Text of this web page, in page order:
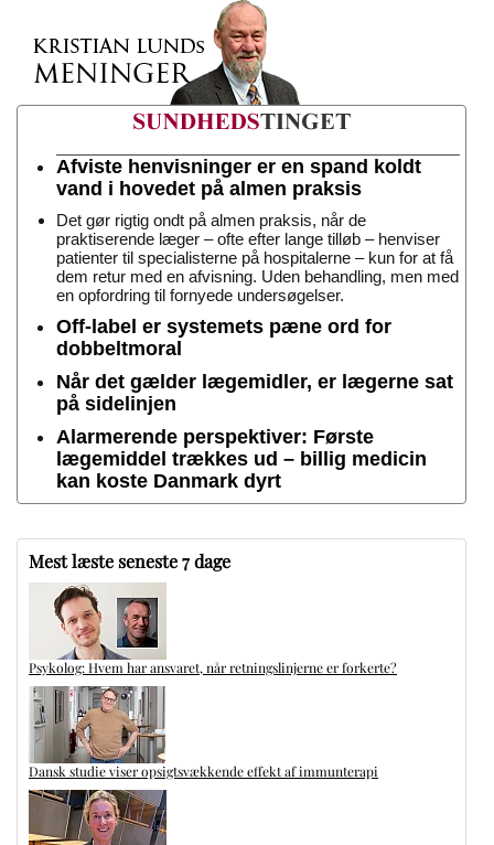
Afviste henvisninger er en spand koldt
vand i hovedet på almen praksis
Det gør rigtig ondt på almen praksis, når de
praktiserende læger – ofte efter lange tilløb – henviser
patienter til specialisterne på hospitalerne – kun for at få
dem retur med en afvisning. Uden behandling, men med
en opfordring til fornyede undersøgelser.
Off-label er systemets pæne ord for
dobbeltmoral
Når det gælder lægemidler, er lægerne sat
på sidelinjen
Alarmerende perspektiver: Første
lægemiddel trækkes ud – billig medicin
kan koste Danmark dyrt
Mest læste seneste 7 dage
Psykolog: Hvem har ansvaret, når retningslinjerne er forkerte?
Dansk studie viser opsigtsvækkende effekt af immunterapi